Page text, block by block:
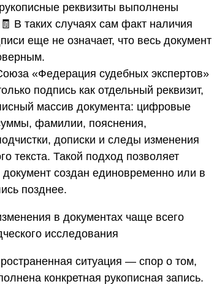
реквизиты выполнены
В таких случаях сам факт наличия
еще не означает, что весь документ
«Федерация судебных экспертов»
подпись как отдельный реквизит,
массив документа: цифровые
фамилии, пояснения,
дописки и следы изменения
текста. Такой подход позволяет
создан единовременно или в
позднее.
в документах чаще всего
исследования
ситуация — спор о том,
конкретная рукописная запись.